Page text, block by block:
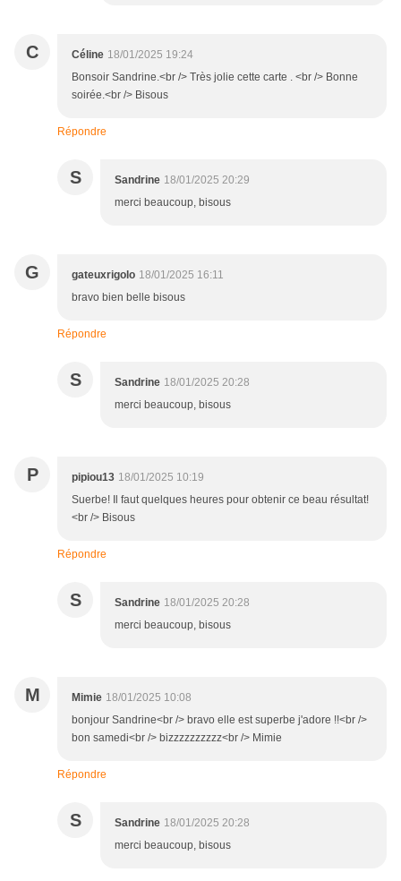
C Céline 18/01/2025 19:24
Bonsoir Sandrine.<br /> Très jolie cette carte . <br /> Bonne
soirée.<br /> Bisous
Répondre
S Sandrine 18/01/2025 20:29
merci beaucoup, bisous
G gateuxrigolo 18/01/2025 16:11
bravo bien belle bisous
Répondre
S Sandrine 18/01/2025 20:28
merci beaucoup, bisous
P pipiou13 18/01/2025 10:19
Suerbe! Il faut quelques heures pour obtenir ce beau résultat!
<br /> Bisous
Répondre
S Sandrine 18/01/2025 20:28
merci beaucoup, bisous
M Mimie 18/01/2025 10:08
bonjour Sandrine<br /> bravo elle est superbe j'adore !!<br />
bon samedi<br /> bizzzzzzzzzz<br /> Mimie
Répondre
S Sandrine 18/01/2025 20:28
merci beaucoup, bisous